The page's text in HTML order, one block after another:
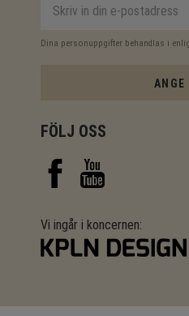
Dina personuppgifter behandlas i
ANGE
FÖLJ OSS
Vi ingår i koncernen: